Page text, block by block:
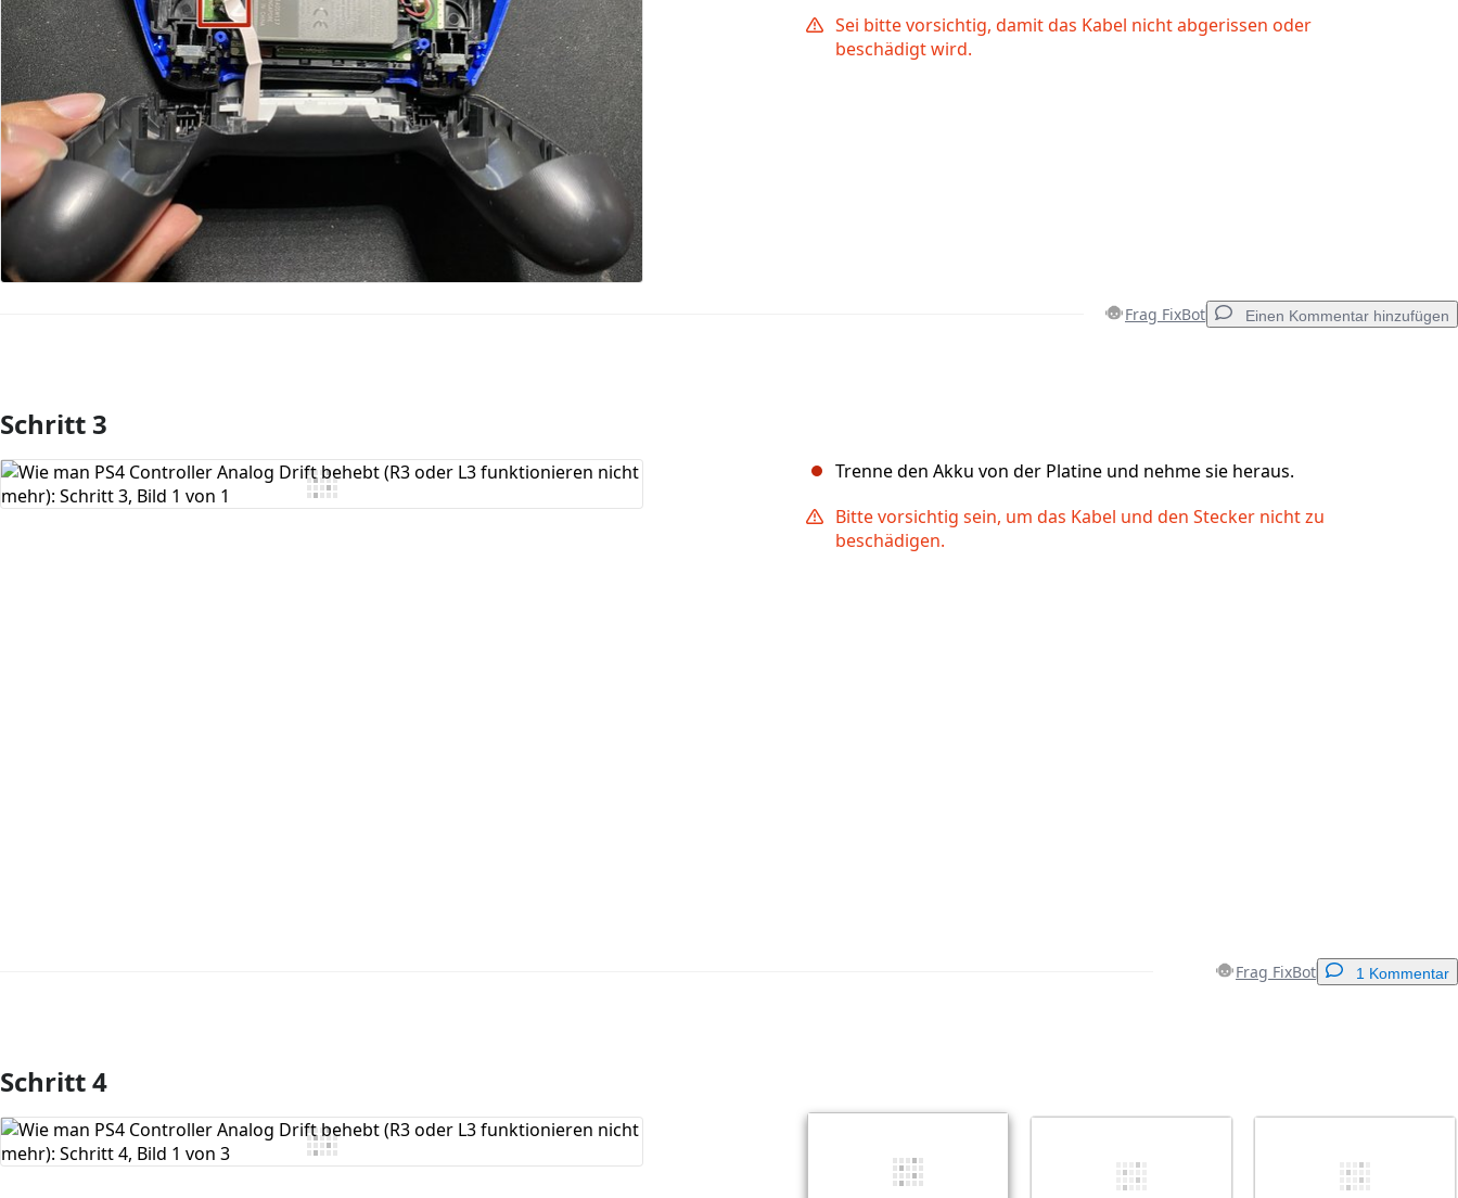
Sei bitte vorsichtig, damit das Kabel nicht abgerissen oder
beschädigt wird.
Frag FixBot Einen Kommentar hinzufügen
Kommentar hinzufügen
Abbrechen Kommentieren
Schritt 3
Trenne den Akku von der Platine und nehme sie heraus.
Bitte vorsichtig sein, um das Kabel und den Stecker nicht zu
beschädigen.
Frag FixBot 1 Kommentar
Kommentar hinzufügen
Kommentieren
Schritt 4